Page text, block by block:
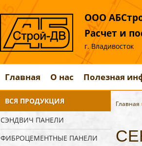
ООО
Расчет и
г. Владивосток
Главная О нас Полезная
ВСЯ ПРОДУКЦИЯ
СЭНДВИЧ ПАНЕЛИ
ФИБРОЦЕМЕНТНЫЕ ПАНЕЛИ
Главная